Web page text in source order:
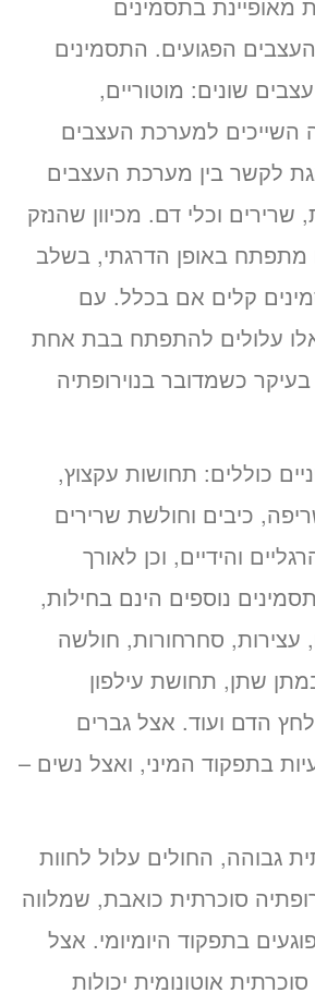
הפגועים. התסמינים
שונים: מוטוריים,
השייכים למערכת העצבים
לקשר בין מערכת העצבים
שרירים וכלי דם. מכיוון שהנזק
באופן הדרגתי, בשלב
קלים אם בכלל. עם
עלולים להתפתח בבת אחת
כשמדובר בנוירופתיה
כוללים: תחושות עקצוץ,
כיבים וחולשת שרירים
והידיים, וכן לאורך
נוספים הינם בחילות,
עצירות, סחרחורות, חולשה
שתן, תחושת עילפון
הדם ועוד. אצל גברים
בתפקוד המיני, ואצל נשים –
גבוהה, החולים עלול לחוות
סוכרתית כואבת, שמלווה
בתפקוד היומיומי. אצל
אוטונומית יכולות